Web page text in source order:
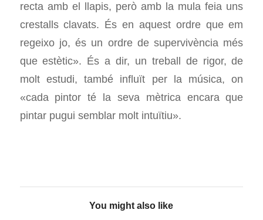
recta amb el llapis, però amb la mula feia uns
crestalls clavats. És en aquest ordre que em
regeixo jo, és un ordre de supervivència més
que estètic». És a dir, un treball de rigor, de
molt estudi, també influït per la música, on
«cada pintor té la seva mètrica encara que
pintar pugui semblar molt intuïtiu».
You might also like